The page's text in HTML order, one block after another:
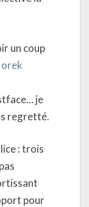
un coup
je
regretté.
: trois
pour